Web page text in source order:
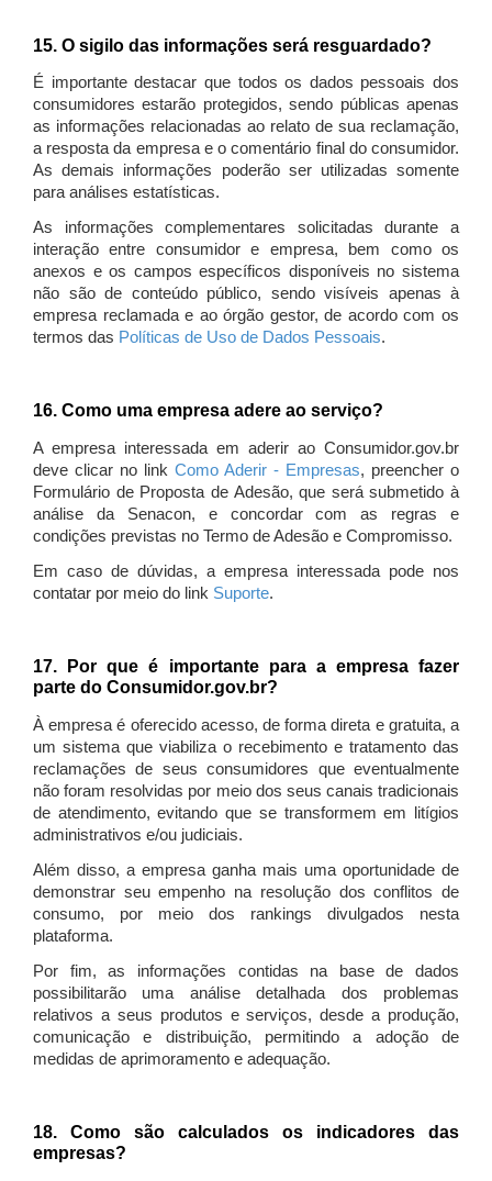
15. O sigilo das informações será resguardado?
É importante destacar que todos os dados pessoais dos
consumidores estarão protegidos, sendo públicas apenas
as informações relacionadas ao relato de sua reclamação,
a resposta da empresa e o comentário final do consumidor.
As demais informações poderão ser utilizadas somente
para análises estatísticas.
As informações complementares solicitadas durante a
interação entre consumidor e empresa, bem como os
anexos e os campos específicos disponíveis no sistema
não são de conteúdo público, sendo visíveis apenas à
empresa reclamada e ao órgão gestor, de acordo com os
termos das Políticas de Uso de Dados Pessoais.
16. Como uma empresa adere ao serviço?
A empresa interessada em aderir ao Consumidor.gov.br
deve clicar no link Como Aderir - Empresas, preencher o
Formulário de Proposta de Adesão, que será submetido à
análise da Senacon, e concordar com as regras e
condições previstas no Termo de Adesão e Compromisso.
Em caso de dúvidas, a empresa interessada pode nos
contatar por meio do link Suporte.
17. Por que é importante para a empresa fazer
parte do Consumidor.gov.br?
À empresa é oferecido acesso, de forma direta e gratuita, a
um sistema que viabiliza o recebimento e tratamento das
reclamações de seus consumidores que eventualmente
não foram resolvidas por meio dos seus canais tradicionais
de atendimento, evitando que se transformem em litígios
administrativos e/ou judiciais.
Além disso, a empresa ganha mais uma oportunidade de
demonstrar seu empenho na resolução dos conflitos de
consumo, por meio dos rankings divulgados nesta
plataforma.
Por fim, as informações contidas na base de dados
possibilitarão uma análise detalhada dos problemas
relativos a seus produtos e serviços, desde a produção,
comunicação e distribuição, permitindo a adoção de
medidas de aprimoramento e adequação.
18. Como são calculados os indicadores das
empresas?